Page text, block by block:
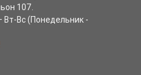
107.
Вт-Вс(Понедельник -